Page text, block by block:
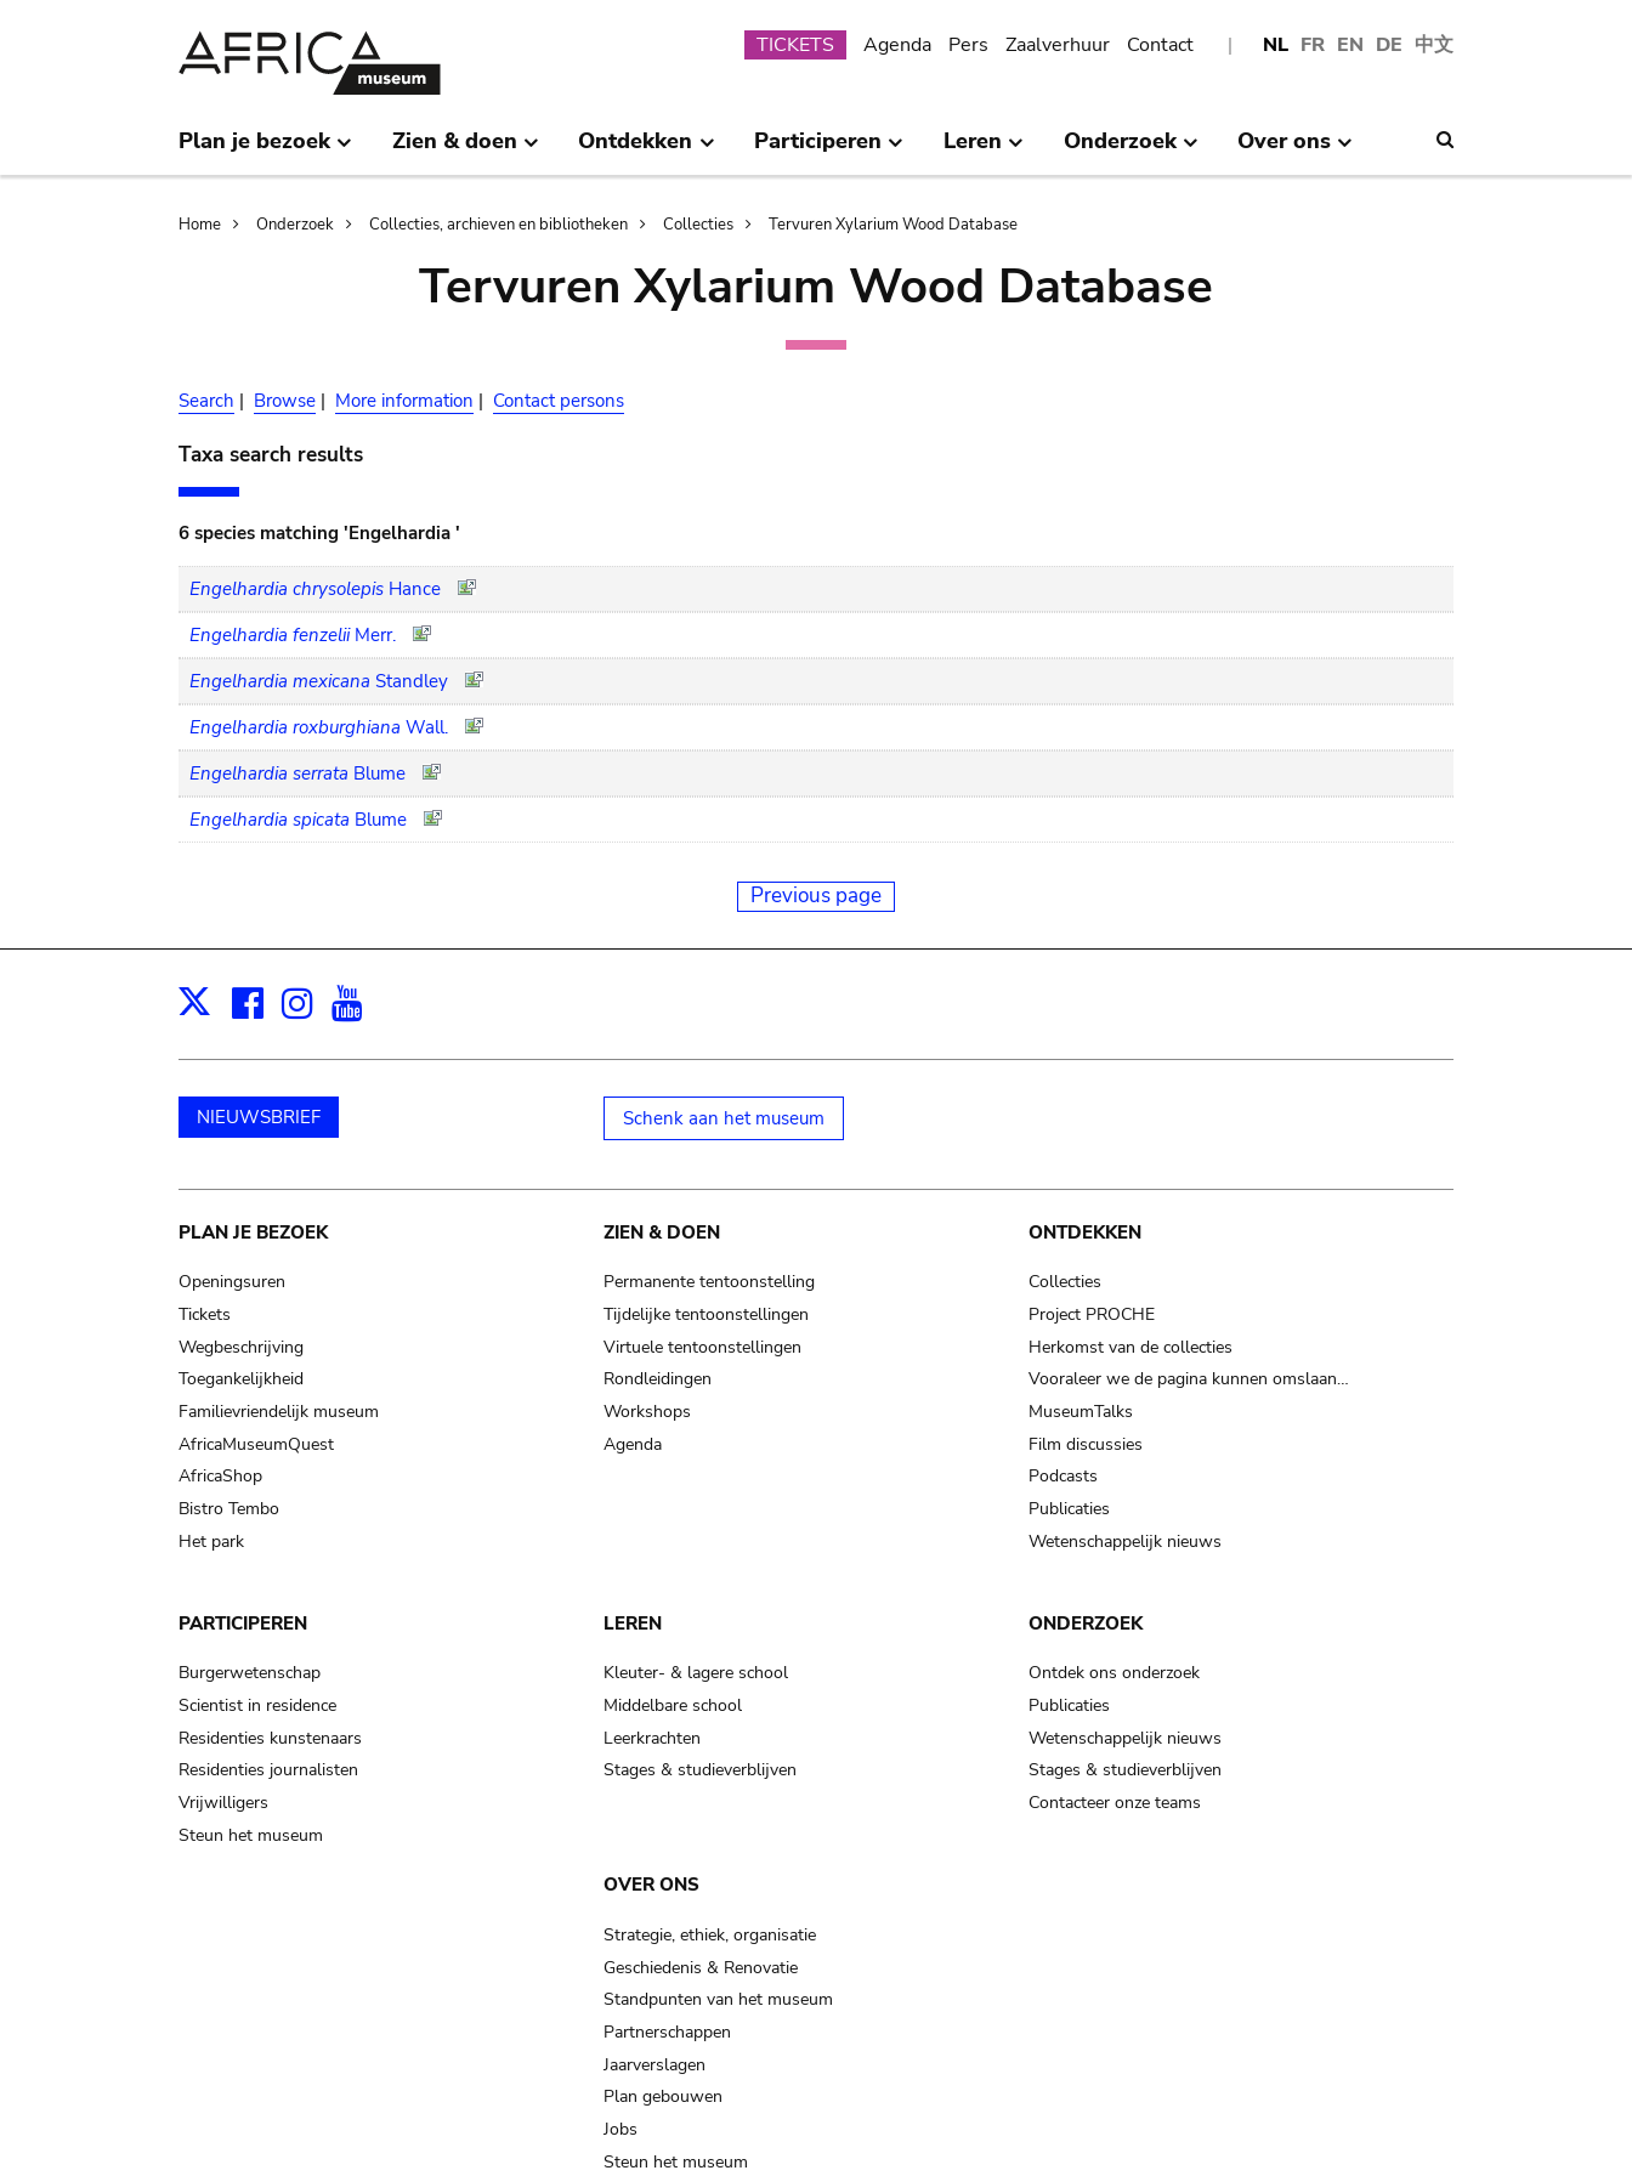
NL FR EN DE 中文
Submenu
TICKETS Agenda Pers Zaalverhuur Contact
Plan je bezoek Zien & doen Ontdekken Participeren Leren Onderzoek Over ons
Breadcrumb
Home Onderzoek Collecties, archieven en bibliotheken Collecties Tervuren Xylarium Wood Database
Tervuren Xylarium Wood Database
Search | Browse | More information | Contact persons
Taxa search results
6 species matching 'Engelhardia '
Engelhardia chrysolepis Hance
Engelhardia fenzelii Merr.
Engelhardia mexicana Standley
Engelhardia roxburghiana Wall.
Engelhardia serrata Blume
Engelhardia spicata Blume
Previous page
X Facebook
Instagram
NIEUWSBRIEF Schenk aan het museum
Main
navigation
PLAN JE BEZOEK
Openingsuren
Tickets
Wegbeschrijving
Toegankelijkheid
Familievriendelijk museum
AfricaMuseumQuest
AfricaShop
Bistro Tembo
Het park
ZIEN & DOEN
Permanente tentoonstelling
Tijdelijke tentoonstellingen
Virtuele tentoonstellingen
Rondleidingen
Workshops
Agenda
ONTDEKKEN
Collecties
Project PROCHE
Herkomst van de collecties
Vooraleer we de pagina kunnen omslaan…
MuseumTalks
Film discussies
Podcasts
Publicaties
Wetenschappelijk nieuws
PARTICIPEREN
Burgerwetenschap
Scientist in residence
Residenties kunstenaars
Residenties journalisten
Vrijwilligers
Steun het museum
LEREN
Kleuter- & lagere school
Middelbare school
Leerkrachten
Stages & studieverblijven
ONDERZOEK
Ontdek ons onderzoek
Publicaties
Wetenschappelijk nieuws
Stages & studieverblijven
Contacteer onze teams
OVER ONS
Strategie, ethiek, organisatie
Geschiedenis & Renovatie
Standpunten van het museum
Partnerschappen
Jaarverslagen
Plan gebouwen
Jobs
Steun het museum